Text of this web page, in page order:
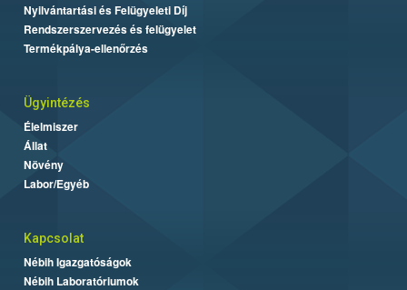
Nyilvántartási és Felügyeleti Díj
Rendszerszervezés és felügyelet
Termékpálya-ellenőrzés
Ügyintézés
Élelmiszer
Állat
Növény
Labor/Egyéb
Kapcsolat
Nébih Igazgatóságok
Nébih Laboratóriumok